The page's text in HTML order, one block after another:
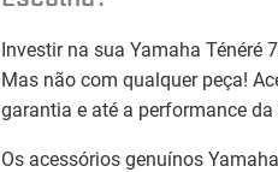
Investir na sua Yamaha Ténéré
Mas não com qualquer peça!
garantia e até a performance
Os acessórios genuínos